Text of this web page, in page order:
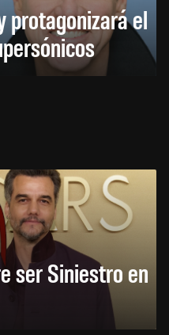
protagonizará el
ser Siniestro en